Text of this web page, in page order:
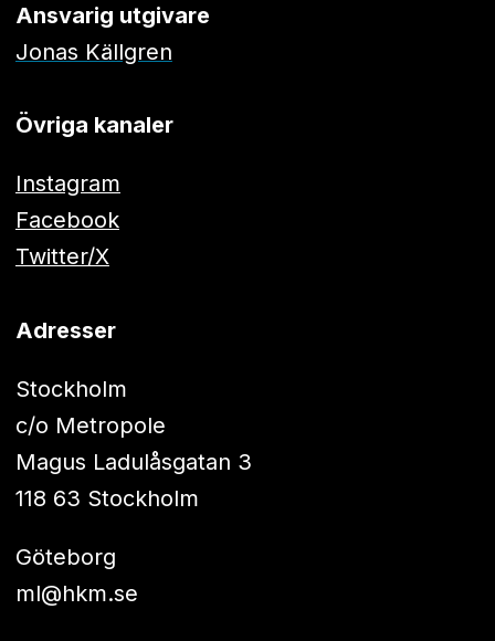
Ansvarig utgivare
Jonas Källgren
Övriga kanaler
Instagram
Facebook
Twitter/X
Adresser
Stockholm
c/o Metropole
Magus Ladulåsgatan 3
118 63 Stockholm
Göteborg
ml@hkm.se